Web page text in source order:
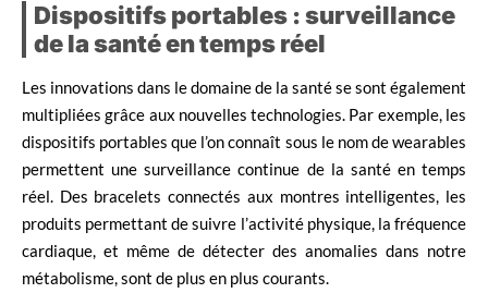
Dispositifs portables : surveillance
de la santé en temps réel
Les innovations dans le domaine de la santé se sont également
multipliées grâce aux nouvelles technologies. Par exemple, les
dispositifs portables que l’on connaît sous le nom de wearables
permettent une surveillance continue de la santé en temps
réel. Des bracelets connectés aux montres intelligentes, les
produits permettant de suivre l’activité physique, la fréquence
cardiaque, et même de détecter des anomalies dans notre
métabolisme, sont de plus en plus courants.